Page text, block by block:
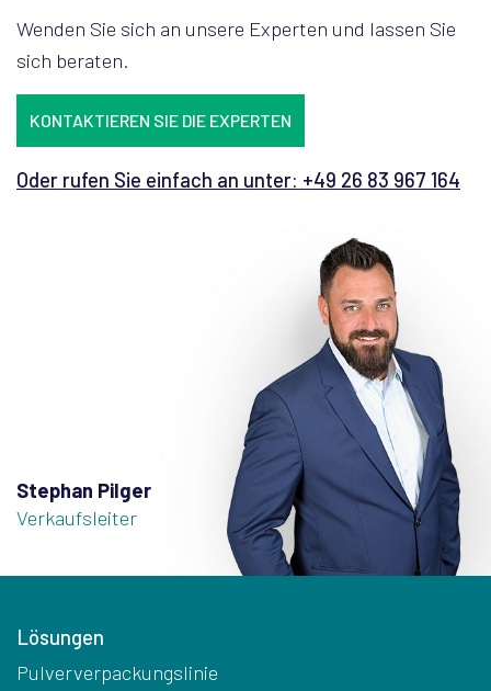
Wenden Sie sich an unsere Experten und lassen Sie
sich beraten.
KONTAKTIEREN SIE DIE EXPERTEN
Oder rufen Sie einfach an unter: +49 26 83 967 164
Stephan Pilger
Verkaufsleiter
Lösungen
Pulververpackungslinie